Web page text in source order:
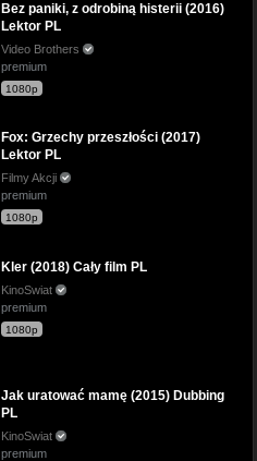
Bez paniki, z odrobiną histerii (2016)
Lektor PL
Video Brothers
premium
1080p
Fox: Grzechy przeszłości (2017)
Lektor PL
Filmy Akcji
premium
1080p
Kler (2018) Cały film PL
KinoSwiat
premium
1080p
Jak uratować mamę (2015) Dubbing
PL
KinoSwiat
premium